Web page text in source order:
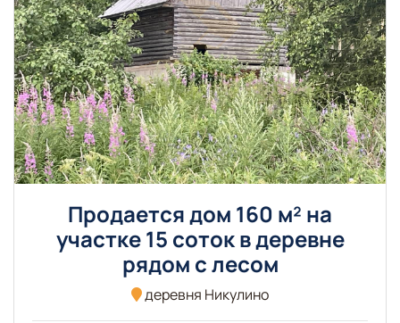
Продается дом 160 м² на
участке 15 соток в деревне
рядом с лесом
деревня Никулино